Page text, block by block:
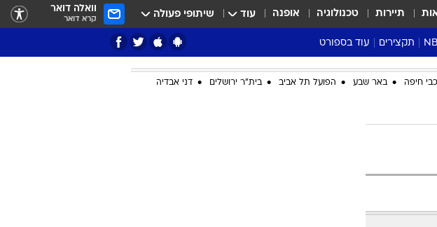
תיירות טכנולוגיה אופנה עוד שיתופי פעולה וואלה דואר
קרא דואר
תקצירים עוד בספורט
מונדיאל 2026
NBA
אבא של שבת
סערה בממלכה
חיפה באר שבע הפועל תל אביב בית"ר ירושלים דני אבדיה